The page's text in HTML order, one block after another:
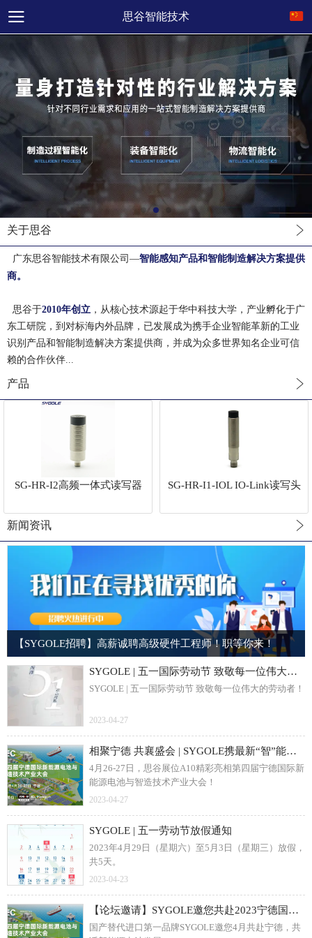
思谷智能技术
关于思谷
广东思谷智能技术有限公司 —智能感知产品和智能制造解决方案提供
商。
思谷于2010年创立 ，从核心技术源起于华中科技大学，产业孵化于广
东工研院，到对标海内外品牌，已发展成为携手企业智能革新的工业
识别产品和智能制造解决方案提供商，并成为众多世界知名企业可信
赖的合作伙伴...
产品
SG-HR-I2高频一体式读写器 SG-HR-I1-IOL IO-Link读写头
新闻资讯
【SYGOLE招聘】高薪诚聘高级硬件工程师！职等你来！
SYGOLE | 五一国际劳动节 致敬每一位伟大的劳动者！
SYGOLE | 五一国际劳动节 致敬每一位伟大的劳动者！
2023-04-27
相聚宁德 共襄盛会 | SYGOLE携最新“智”能方案亮相宁德国际新能源电池大会，共话智慧能源未来发展！
4月26-27日，思谷展位A10精彩亮相第四届宁德国际新
能源电池与智造技术产业大会！
2023-04-27
SYGOLE | 五一劳动节放假通知
2023年4月29日（星期六）至5月3日（星期三）放假，
共5天。
2023-04-23
【论坛邀请】SYGOLE邀您共赴2023宁德国际新能源电池与智造技术产业大会
国产替代进口第一品牌SYGOLE邀您4月共赴宁德，共